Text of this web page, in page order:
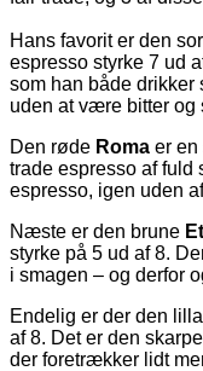
Hans favorit er den
espresso styrke 7 ud
som han både drikker
uden at være bitter og
Den røde Roma er en
trade espresso af fuld
espresso, igen uden
Næste er den brune
styrke på 5 ud af 8.
i smagen – og derfor
Endelig er der den lilla
af 8. Det er den
der foretrækker lidt